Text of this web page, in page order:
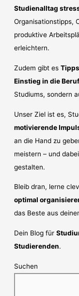
Studienalltag
Organisationstipps,
produktive
erleichtern.
Zudem gibt es
Einstieg in die
Studiums, sondern
Unser Ziel ist es,
motivierende
an die Hand zu
meistern – und
gestalten.
Bleib dran, lerne
optimal
das Beste aus
Dein Blog für
Studierenden.
Suchen